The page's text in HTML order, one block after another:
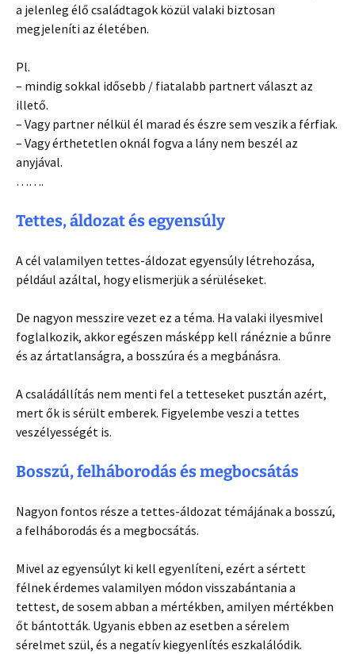
a jelenleg élő családtagok közül valaki biztosan
megjeleníti az életében.
Pl.
– mindig sokkal idősebb / fiatalabb partnert választ az
illető.
– Vagy partner nélkül él marad és észre sem veszik a férfiak.
– Vagy érthetetlen oknál fogva a lány nem beszél az
anyjával.
…….
Tettes, áldozat és egyensúly
A cél valamilyen tettes-áldozat egyensúly létrehozása,
például azáltal, hogy elismerjük a sérüléseket.
De nagyon messzire vezet ez a téma. Ha valaki ilyesmivel
foglalkozik, akkor egészen másképp kell ránéznie a bűnre
és az ártatlanságra, a bosszúra és a megbánásra.
A családállítás nem menti fel a tetteseket pusztán azért,
mert ők is sérült emberek. Figyelembe veszi a tettes
veszélyességét is.
Bosszú, felháborodás és megbocsátás
Nagyon fontos része a tettes-áldozat témájának a bosszú,
a felháborodás és a megbocsátás.
Mivel az egyensúlyt ki kell egyenlíteni, ezért a sértett
félnek érdemes valamilyen módon visszabántania a
tettest, de sosem abban a mértékben, amilyen mértékben
őt bántották. Ugyanis ebben az esetben a sérelem
sérelmet szül, és a negatív kiegyenlítés eszkalálódik.